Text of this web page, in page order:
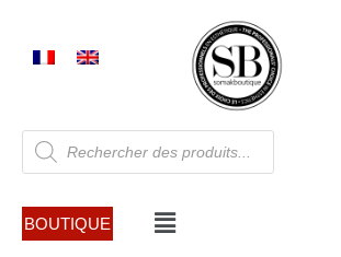
contenu
Recherche
de
produits
BOUTIQUE Menu